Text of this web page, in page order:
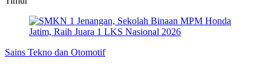
Sains Tekno dan Otomotif